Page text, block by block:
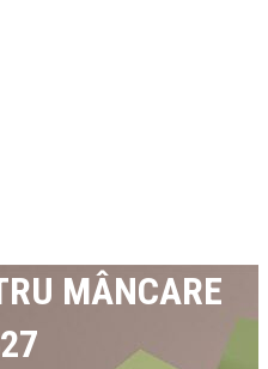
MÂNCARE